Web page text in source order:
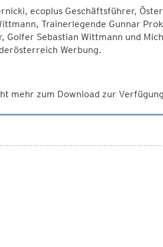
ecoplus Geschäftsführer,
Trainerlegende Gunnar
Golfer Sebastian Wittmann und
Werbung.
mehr zum Download zur